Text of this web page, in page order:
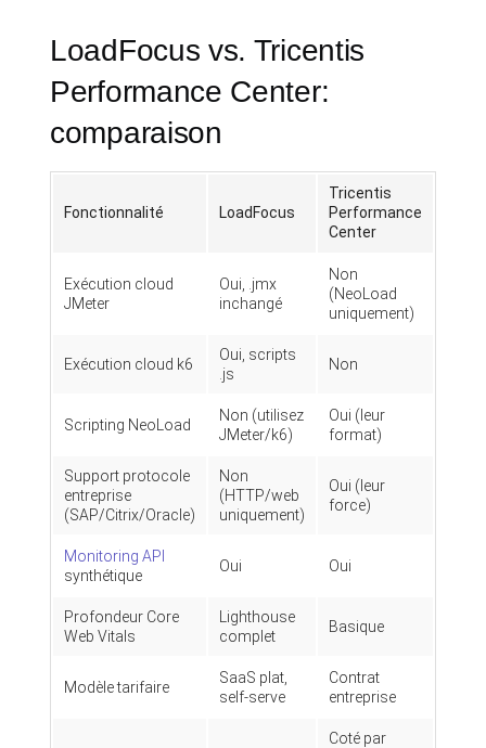
LoadFocus vs. Tricentis
Performance Center:
comparaison
Fonctionnalité LoadFocus
Tricentis
Performance
Center
Exécution cloud
JMeter
Oui, .jmx
inchangé
Non
(NeoLoad
uniquement)
Exécution cloud k6
Oui, scripts
.js
Non
Scripting NeoLoad
Non (utilisez
JMeter/k6)
Oui (leur
format)
Support protocole
entreprise
(SAP/Citrix/Oracle)
Non
(HTTP/web
uniquement)
Oui (leur
force)
Monitoring API
synthétique
Oui Oui
Profondeur Core
Web Vitals
Lighthouse
complet
Basique
Modèle tarifaire
SaaS plat,
self-serve
Contrat
entreprise
Coté par